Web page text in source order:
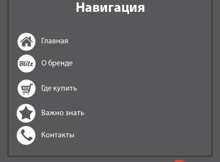
Навигация
Главная
О бренде
Где купить
Важно знать
Контакты